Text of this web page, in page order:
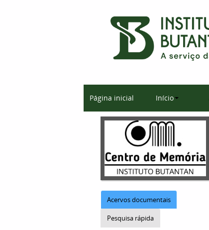
Página inicial Início
Acervos documentais
Pesquisa rápida